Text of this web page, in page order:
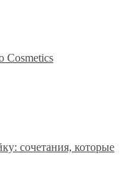
Cosmetics
сочетания, которые